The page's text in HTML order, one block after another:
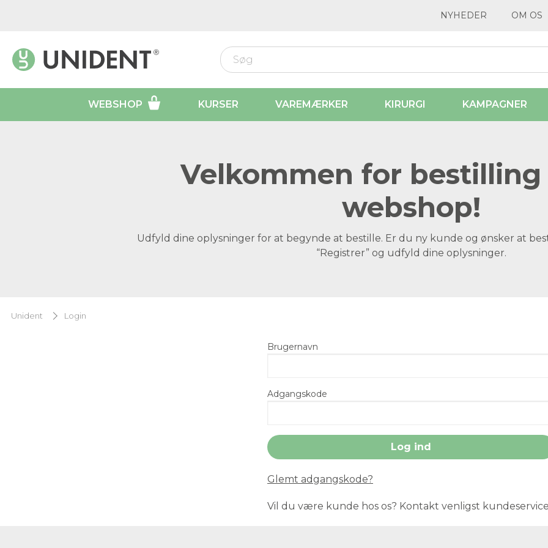
NYHEDER OM OS
WEBSHOP KURSER VAREMÆRKER KIRURGI KAMPAGNER
Velkommen for bestilling
webshop!
Udfyld dine oplysninger for at begynde at bestille. Er du ny kunde og ønsker at
“Registrer” og udfyld dine oplysninger.
Unident Login
Brugernavn
Adgangskode
Glemt adgangskode?
Vil du være kunde hos os? Kontakt venligst